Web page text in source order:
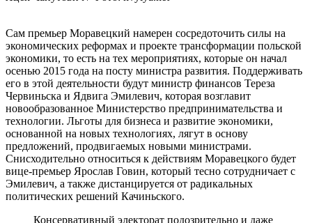
Сам премьер Моравецкий намерен сосредоточить силы на
экономических реформах и проекте трансформации польской
экономики, то есть на тех мероприятиях, которые он начал
осенью 2015 года на посту министра развития. Поддерживать
его в этой деятельности будут министр финансов Тереза
Червиньска и Ядвига Эмилевич, которая возглавит
новообразованное Министерство предпринимательства и
технологии. Льготы для бизнеса и развитие экономики,
основанной на новых технологиях, лягут в основу
предложений, продвигаемых новыми министрами.
Снисходительно относиться к действиям Моравецкого будет
вице-премьер Ярослав Говин, который тесно сотрудничает с
Эмилевич, а также дистанцируется от радикальных
политических решений Качиньского.
Консервативный электорат подозрительно и даже